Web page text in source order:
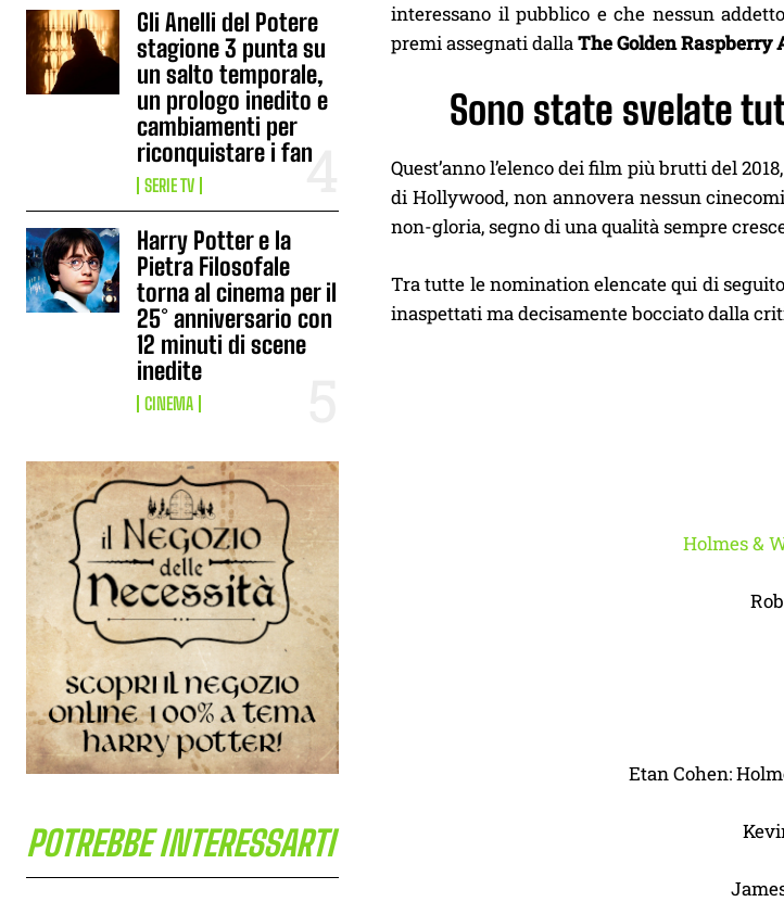
Gli Anelli del Potere
stagione 3 punta su
un salto temporale,
un prologo inedito e
cambiamenti per
riconquistare i fan
SERIE TV
Harry Potter e la
Pietra Filosofale
torna al cinema per il
25° anniversario con
12 minuti di scene
inedite
CINEMA
POTREBBE INTERESSARTI
interessano il pubblico e che nessun
premi assegnati dallaThe Golden Raspberry
Sono state svelate
Quest’anno l’elenco dei film più brutti del
di Hollywood, non annovera nessun
non-gloria, segno di una qualità sempre
Tra tutte le nomination elencate qui di
inaspettati ma decisamente bocciato dalla
Holmes &
Etan Cohen: